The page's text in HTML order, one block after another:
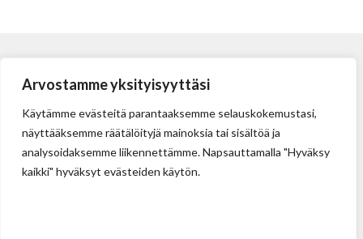
Arvostamme yksityisyyttäsi
Käytämme evästeitä parantaaksemme selauskokemustasi,
näyttääksemme räätälöityjä mainoksia tai sisältöä ja
analysoidaksemme liikennettämme. Napsauttamalla "Hyväksy
kaikki" hyväksyt evästeiden käytön.
Tehdas